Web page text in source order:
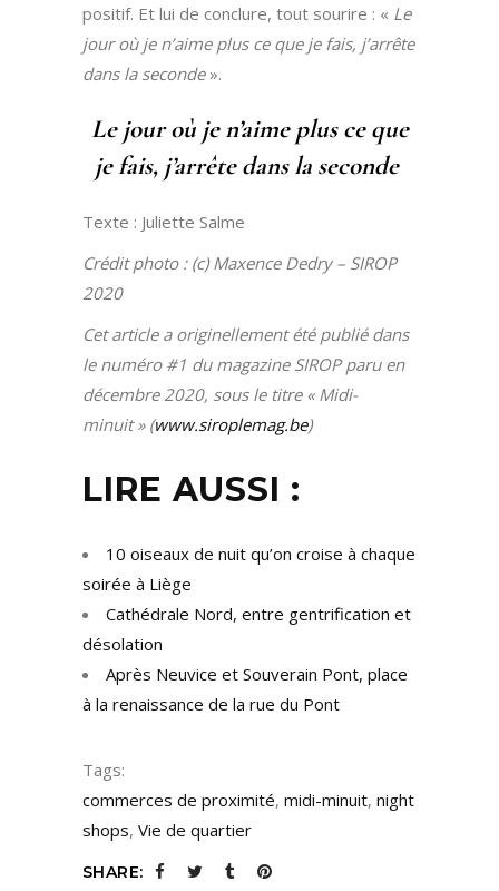
positif. Et lui de conclure, tout sourire : « Le
jour où je n’aime plus ce que je fais, j’arrête
dans la seconde».
Le jour où je n’aime plus ce que
je fais, j’arrête dans la seconde
Texte : Juliette Salme
Crédit photo : (c) Maxence Dedry – SIROP
2020
Cet article a originellement été publié dans
le numéro #1 du magazine SIROP paru en
décembre 2020, sous le titre « Midi-
minuit » (www.siroplemag.be)
LIRE AUSSI :
10 oiseaux de nuit qu’on croise à chaque
soirée à Liège
Cathédrale Nord, entre gentrification et
désolation
Après Neuvice et Souverain Pont, place
à la renaissance de la rue du Pont
Tags:
commerces de proximité, midi-minuit, night
shops, Vie de quartier
SHARE: